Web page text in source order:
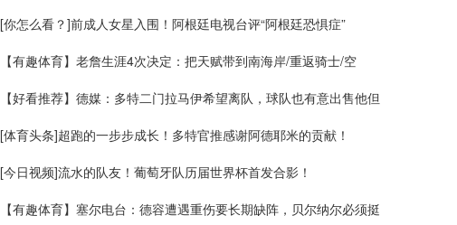
[你怎么看？]前成人女星入围！阿根廷电视台评“阿根廷恐惧症”
【有趣体育】老詹生涯4次决定：把天赋带到南海岸/重返骑士/空
【好看推荐】德媒：多特二门拉马伊希望离队，球队也有意出售他但
[体育头条]超跑的一步步成长！多特官推感谢阿德耶米的贡献！
[今日视频]流水的队友！葡萄牙队历届世界杯首发合影！
【有趣体育】塞尔电台：德容遭遇重伤要长期缺阵，贝尔纳尔必须挺